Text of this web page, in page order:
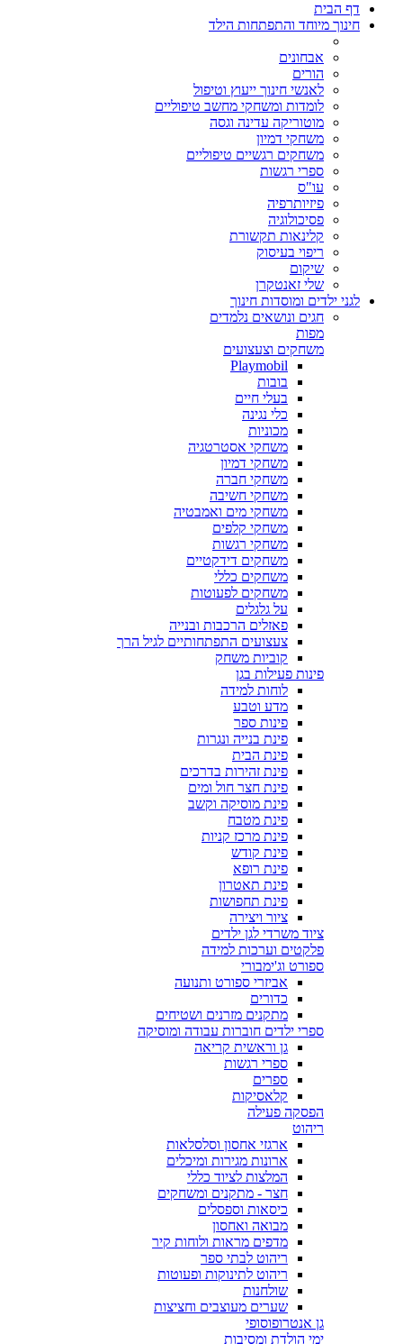
דף הבית
חינוך מיוחד והתפתחות הילד
אבחונים
הורים
לאנשי חינוך ייעוץ וטיפול
לומדות ומשחקי מחשב טיפוליים
מוטוריקה עדינה וגסה
משחקי דמיון
משחקים רגשיים טיפוליים
ספרי רגשות
עו"ס
פיזיותרפיה
פסיכולוגיה
קלינאות תקשורת
ריפוי בעיסוק
שיקום
שלי זאנטקרן
לגני ילדים ומוסדות חינוך
חגים ונושאים נלמדים
מפות
משחקים וצעצועים
Playmobil
בובות
בעלי חיים
כלי נגינה
מכוניות
משחקי אסטרטגיה
משחקי דמיון
משחקי חברה
משחקי חשיבה
משחקי מים ואמבטיה
משחקי קלפים
משחקי רגשות
משחקים דידקטיים
משחקים כללי
משחקים לפעוטות
על גלגלים
פאזלים הרכבות ובנייה
צעצועים התפתחותיים לגיל הרך
קוביות משחק
פינות פעילות בגן
לוחות למידה
מדע וטבע
פינות ספר
פינת בנייה ונגרות
פינת הבית
פינת זהירות בדרכים
פינת חצר חול ומים
פינת מוסיקה וקשב
פינת מטבח
פינת מרכז קניות
פינת קודש
פינת רופא
פינת תאטרון
פינת תחפושות
ציור ויצירה
ציוד משרדי לגן ילדים
פלקטים וערכות למידה
ספורט וג'ימבורי
אביזרי ספורט ותנועה
כדורים
מתקנים מזרנים ושטיחים
ספרי ילדים חוברות עבודה ומוסיקה
גן וראשית קריאה
ספרי רגשות
ספרים
קלאסיקות
הפסקה פעילה
ריהוט
ארגזי אחסון וסלסלאות
ארונות מגירות ומיכלים
המלצות לציוד כללי
חצר - מתקנים ומשחקים
כיסאות וספסלים
מבואה ואחסון
מדפים מראות ולוחות קיר
ריהוט לבתי ספר
ריהוט לתינוקות ופעוטות
שולחנות
שערים מעוצבים וחציצות
גן אנטרופוסופי
ימי הולדת ומסיבות